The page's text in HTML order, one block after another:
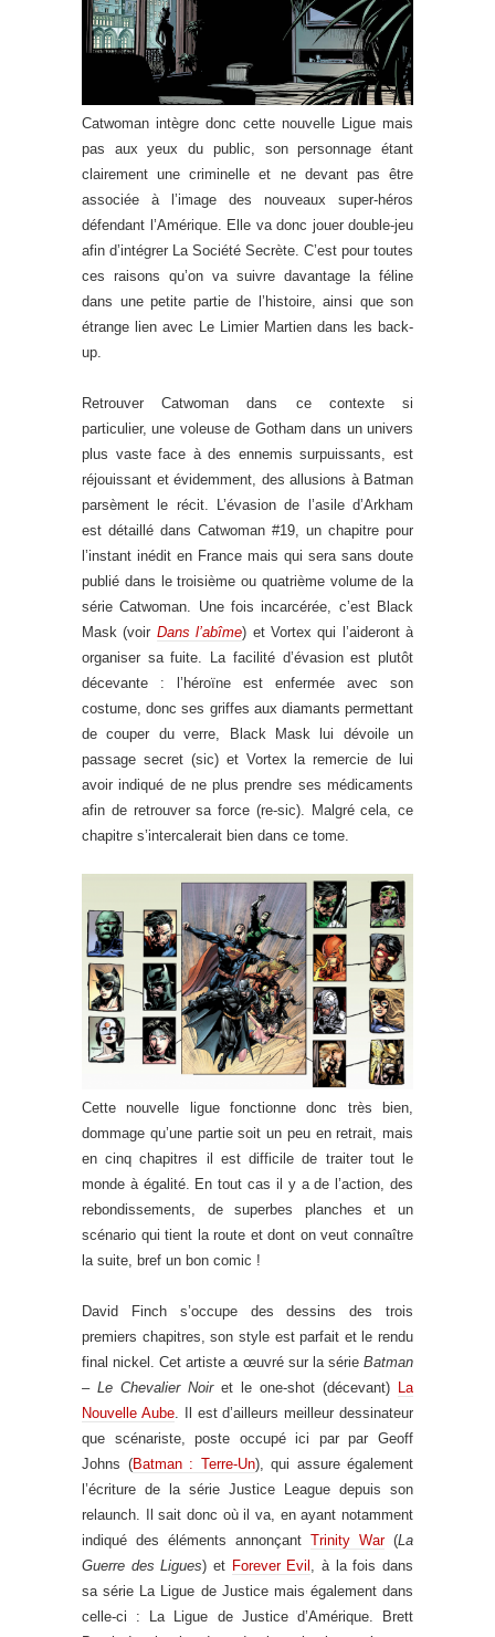
Catwoman intègre donc cette nouvelle Ligue mais
pas aux yeux du public, son personnage étant
clairement une criminelle et ne devant pas être
associée à l’image des nouveaux super-héros
défendant l’Amérique. Elle va donc jouer double-jeu
afin d’intégrer La Société Secrète. C’est pour toutes
ces raisons qu’on va suivre davantage la féline
dans une petite partie de l’histoire, ainsi que son
étrange lien avec Le Limier Martien dans les back-
up.
Retrouver Catwoman dans ce contexte si
particulier, une voleuse de Gotham dans un univers
plus vaste face à des ennemis surpuissants, est
réjouissant et évidemment, des allusions à Batman
parsèment le récit. L’évasion de l’asile d’Arkham
est détaillé dans Catwoman #19, un chapitre pour
l’instant inédit en France mais qui sera sans doute
publié dans le troisième ou quatrième volume de la
série Catwoman. Une fois incarcérée, c’est Black
Mask (voir Dans l’abîme) et Vortex qui l’aideront à
organiser sa fuite. La facilité d’évasion est plutôt
décevante : l’héroïne est enfermée avec son
costume, donc ses griffes aux diamants permettant
de couper du verre, Black Mask lui dévoile un
passage secret (sic) et Vortex la remercie de lui
avoir indiqué de ne plus prendre ses médicaments
afin de retrouver sa force (re-sic). Malgré cela, ce
chapitre s’intercalerait bien dans ce tome.
Cette nouvelle ligue fonctionne donc très bien,
dommage qu’une partie soit un peu en retrait, mais
en cinq chapitres il est difficile de traiter tout le
monde à égalité. En tout cas il y a de l’action, des
rebondissements, de superbes planches et un
scénario qui tient la route et dont on veut connaître
la suite, bref un bon comic !
David Finch s’occupe des dessins des trois
premiers chapitres, son style est parfait et le rendu
final nickel. Cet artiste a œuvré sur la série Batman
– Le Chevalier Noiret le one-shot (décevant) La
Nouvelle Aube. Il est d’ailleurs meilleur dessinateur
que scénariste, poste occupé ici par par Geoff
Johns (Batman : Terre-Un), qui assure également
l’écriture de la série Justice League depuis son
relaunch. Il sait donc où il va, en ayant notamment
indiqué des éléments annonçant Trinity War(La
Guerre des Ligues) et Forever Evil , à la fois dans
sa série La Ligue de Justice mais également dans
celle-ci : La Ligue de Justice d’Amérique. Brett